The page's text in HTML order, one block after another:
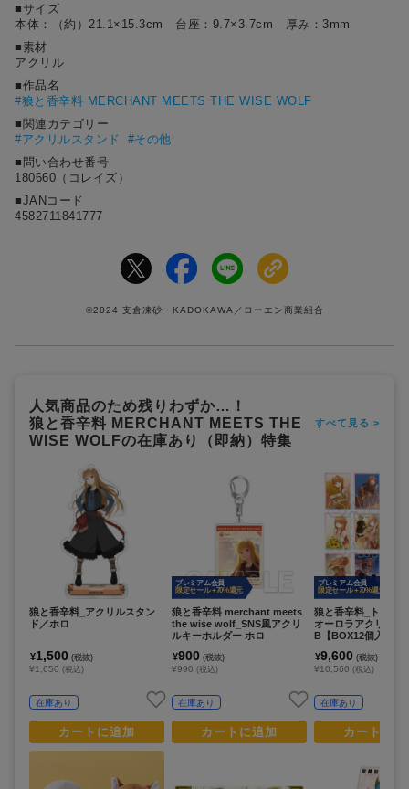
■サイズ
本体：（約）21.1×15.3cm 台座：9.7×3.7cm 厚み：3mm
■素材
アクリル
■作品名
#狼と香辛料 MERCHANT MEETS THE WISE WOLF
■関連カテゴリー
#アクリルスタンド
#その他
■問い合わせ番号
180660（コレイズ）
■JANコード
4582711841777
©2024 支倉凍砂・KADOKAWA／ローエン商業組合
人気商品のため残りわずか…！
狼と香辛料 MERCHANT MEETS THE
WISE WOLFの在庫あり（即納）特集
すべて見る >
狼と香辛料_アクリルスタン
ド／ホロ
¥1,500 (税抜)
¥1,650 (税込)
在庫あり
カートに追加
プレミアム会員
限定セール +70%還元
狼と香辛料 merchant meets
the wise wolf_SNS風アクリ
ルキーホルダー ホロ
¥900 (税抜)
¥990 (税込)
在庫あり
カートに追加
プレミアム会員
限定セール +70%還元
狼と香辛料_トレー
オーロラアクリルカ
B【BOX12個入り】
¥9,600 (税抜)
¥10,560 (税込)
在庫あり
カートに